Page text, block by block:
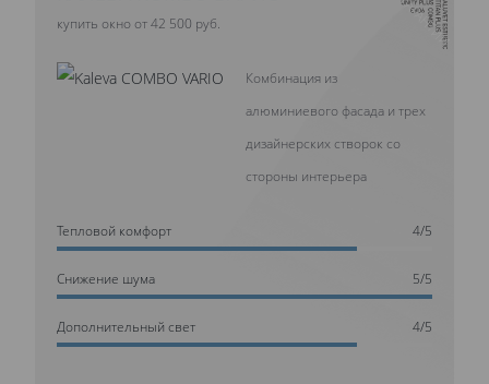
купить окно от 42 500 руб.
Комбинация из
алюминиевого фасада и трех
дизайнерских створок со
стороны интерьера
Тепловой комфорт 4/5
Cнижение шума 5/5
Дополнительный свет 4/5